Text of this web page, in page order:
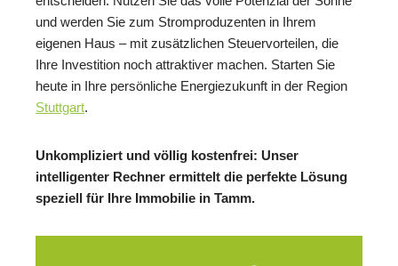
und werden Sie zum Stromproduzenten in Ihrem
eigenen Haus – mit zusätzlichen Steuervorteilen, die
Ihre Investition noch attraktiver machen. Starten Sie
heute in Ihre persönliche Energiezukunft in der Region
Stuttgart.
Unkompliziert und völlig kostenfrei: Unser
intelligenter Rechner ermittelt die perfekte Lösung
speziell für Ihre Immobilie in Tamm.